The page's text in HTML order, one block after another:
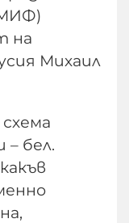
на
Михаил
бел.